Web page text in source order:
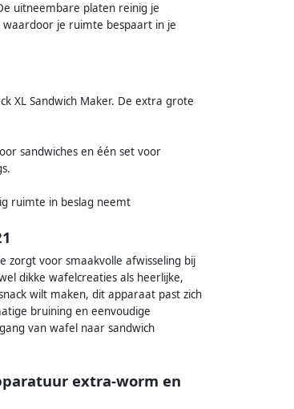
uitneembare platen reinig je
waardoor je ruimte bespaart in je
XL Sandwich Maker. De extra grote
sandwiches en één set voor
ruimte in beslag neemt
zorgt voor smaakvolle afwisseling bij
dikke wafelcreaties als heerlijke,
wilt maken, dit apparaat past zich
bruining en eenvoudige
van wafel naar sandwich
extra-worm en